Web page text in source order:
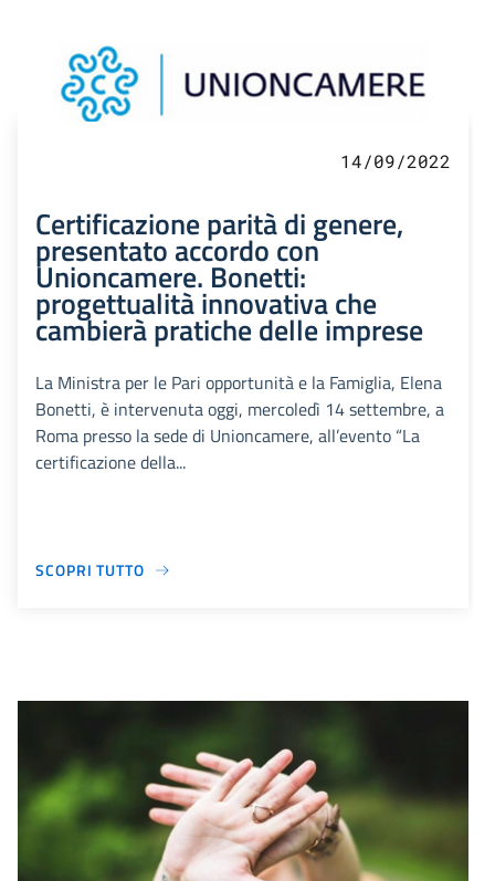
14/09/2022
Certificazione parità di genere,
presentato accordo con
Unioncamere. Bonetti:
progettualità innovativa che
cambierà pratiche delle imprese
La Ministra per le Pari opportunità e la Famiglia, Elena
Bonetti, è intervenuta oggi, mercoledì 14 settembre, a
Roma presso la sede di Unioncamere, all’evento “La
certificazione della...
SCOPRI TUTTO